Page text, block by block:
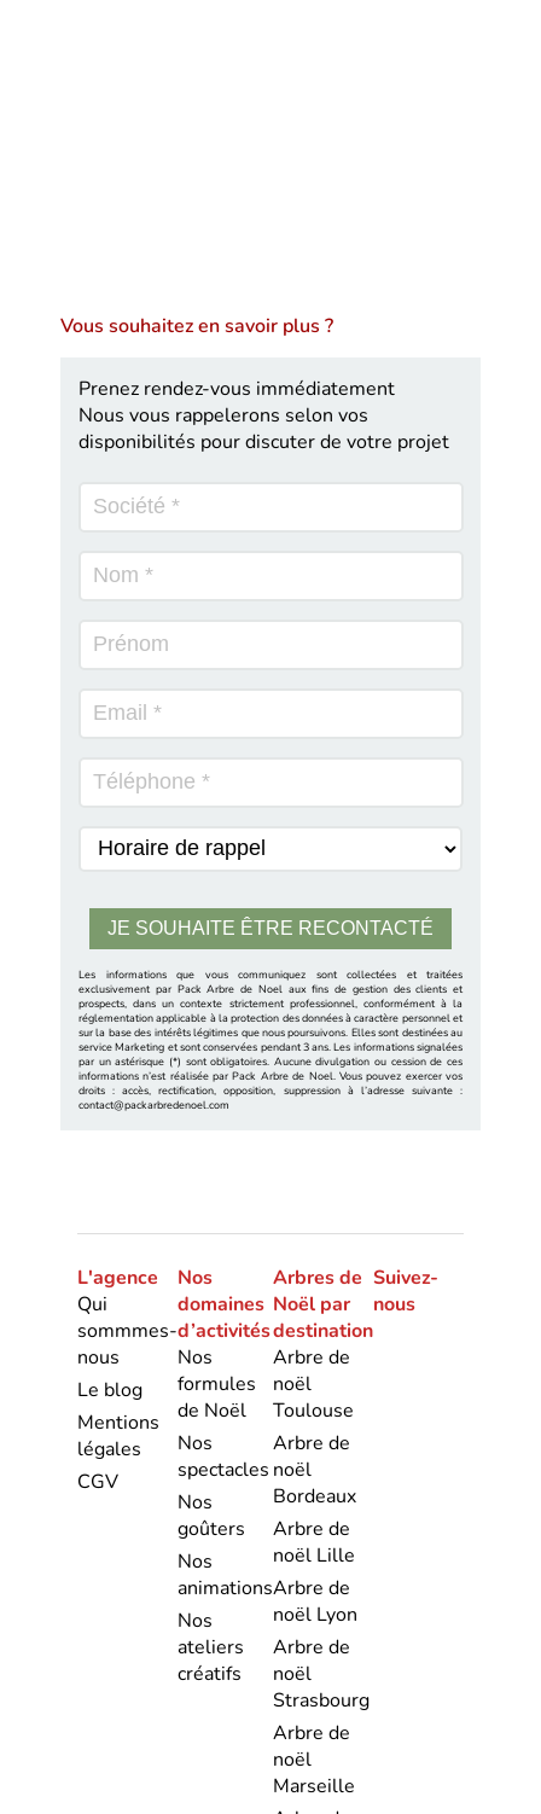
Vous souhaitez en savoir plus ?
Prenez rendez-vous immédiatement
Nous vous rappelerons selon vos
disponibilités pour discuter de votre projet
Les informations que vous communiquez sont collectées et traitées
exclusivement par Pack Arbre de Noel aux fins de gestion des clients et
prospects, dans un contexte strictement professionnel, conformément à la
réglementation applicable à la protection des données à caractère personnel et
sur la base des intérêts légitimes que nous poursuivons. Elles sont destinées au
service Marketing et sont conservées pendant 3 ans. Les informations signalées
par un astérisque (*) sont obligatoires. Aucune divulgation ou cession de ces
informations n’est réalisée par Pack Arbre de Noel. Vous pouvez exercer vos
droits : accès, rectification, opposition, suppression à l’adresse suivante :
contact@packarbredenoel.com
L'agence
Qui
sommmes-
nous
Le blog
Mentions
légales
CGV
Nos
domaines
d’activités
Nos
formules
de Noël
Nos
spectacles
Nos
goûters
Nos
animations
Nos
ateliers
créatifs
Arbres de
Noël par
destination
Arbre de
noël
Toulouse
Arbre de
noël
Bordeaux
Arbre de
noël Lille
Arbre de
noël Lyon
Arbre de
noël
Strasbourg
Arbre de
noël
Marseille
Suivez-
nous